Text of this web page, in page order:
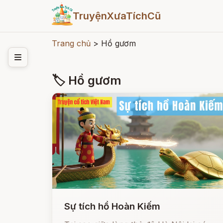
TruyệnXưaTíchCũ
Trang chủ > Hồ gươm
🏷 Hồ gươm
Sự tích hồ Hoàn Kiếm